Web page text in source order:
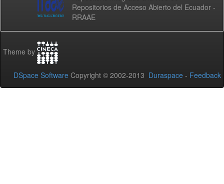
Repositorios de Acceso Abierto del Ecuador -
RRAAE
Theme by
DSpace Software Copyright © 2002-2013 Duraspace - Feedback